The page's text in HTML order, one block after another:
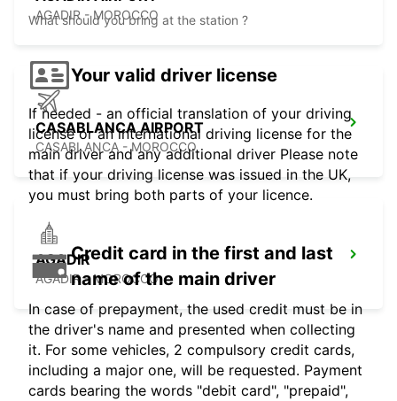
AGADIR - MOROCCO
CASABLANCA AIRPORT
CASABLANCA - MOROCCO
AGADIR
AGADIR - MOROCCO
What should you bring at the station ?
Your valid driver license
If needed - an official translation of your driving
license or an international driving license for the
main driver and any additional driver Please note
that if your driving license was issued in the UK,
you must bring both parts of your licence.
Credit card in the first and last
name of the main driver
In case of prepayment, the used credit must be in
the driver's name and presented when collecting
it. For some vehicles, 2 compulsory credit cards,
including a major one, will be requested. Payment
cards bearing the words "debit card", "prepaid",